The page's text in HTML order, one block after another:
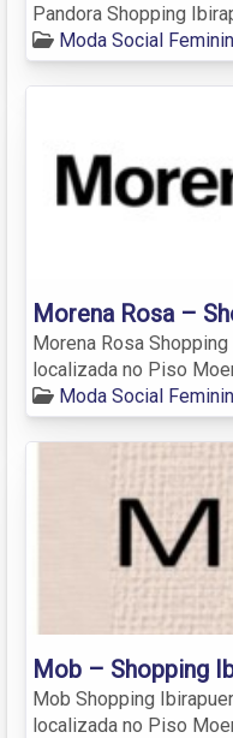
Pandora Shopping
Moda Social
Morena Rosa –
Morena Rosa
localizada no Piso
Moda Social
Mob – Shopping
Mob Shopping
localizada no Piso